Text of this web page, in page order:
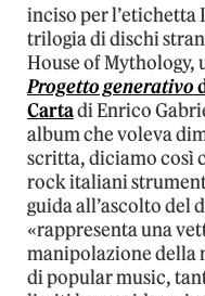
inciso per l’etichetta
trilogia di dischi
House of Mythology,
Progetto generativo
Cartadi Enrico
album che voleva
scritta, diciamo così
rock italiani
guida all’ascolto del
«rappresenta una
manipolazione della
di popular music,